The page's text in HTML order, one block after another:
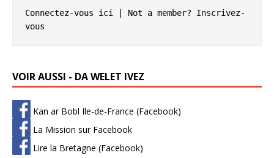
Connectez-vous ici | Not a member? Inscrivez-
vous
VOIR AUSSI - DA WELET IVEZ
Kan ar Bobl Ile-de-France (Facebook)
La Mission sur Facebook
Lire la Bretagne (Facebook)